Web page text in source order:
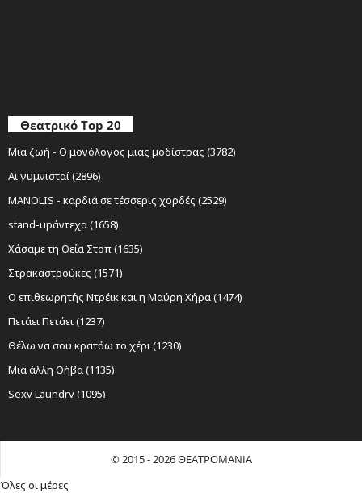
Θεατρικό Top 20
Μια ζωή - Ο μονόλογος μιας μοδίστρας (3782)
Αι γυμνισταί (2896)
MANOLIS - καρδιά σε τέσσερις χορδές (2529)
stand-upάντεχα (1658)
Χάσαμε τη Θεία Στοπ (1635)
Στρακαστρούκες (1571)
Ο επιθεωρητής Ντρέικ και η Μαύρη Χήρα (1474)
Πετάει Πετάει (1237)
Θέλω να σου κρατάω το χέρι (1230)
Μια άλλη Θήβα (1135)
Sexy Laundry (1095)
Ο Σώζων Εαυτόν Σωθήτω (1019)
Όχι Άλλο Κάρβουνο (959)© 2015 - 2026 ΘΕΑΤΡΟΜΑΝΙΑ
Όλες οι μέρες